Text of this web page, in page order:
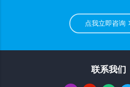
点我立即咨询
联系我们